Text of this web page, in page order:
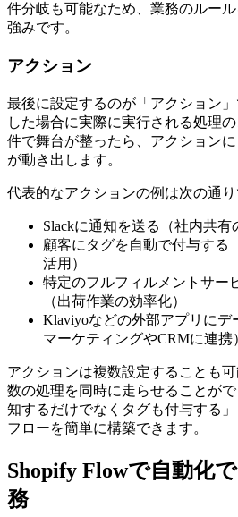
件分岐も可能なため、業務のルー
強みです。
アクション
最後に設定するのが「アクション
した場合に実際に実行される処理
件で舞台が整ったら、アクション
が動き出します。
代表的なアクションの例は次の通り
Slackに通知を送る（社内共有
顧客にタグを自動で付与する
活用）
特定のフルフィルメントサー
（出荷作業の効率化）
Klaviyoなどの外部アプリに
マーケティングやCRMに連携
アクションは複数設定することも
数の処理を同時に走らせることが
知するだけでなくタグも付与する
フローを簡単に構築できます。
Shopify Flowで自動化
務